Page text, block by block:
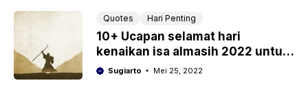
Quotes Hari Penting
10+ Ucapan selamat hari
kenaikan isa almasih 2022 untuk
keluarga dan teman
Sugiarto Mei 25, 2022